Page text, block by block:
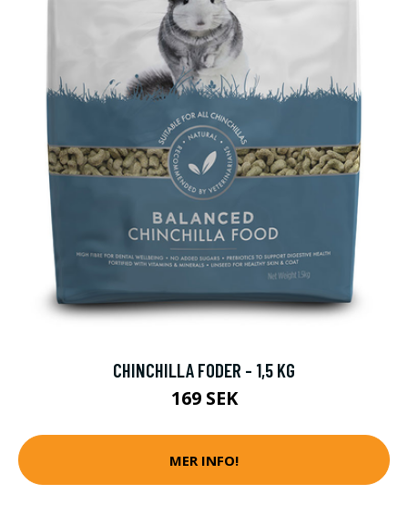
CHINCHILLA FODER - 1,5 KG
169 SEK
MER INFO!